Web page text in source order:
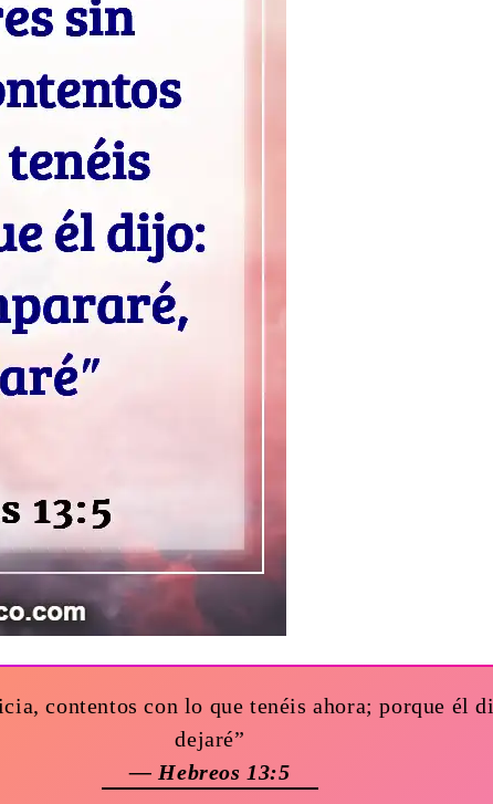
contentos con lo que tenéis ahora; porque él
dejaré”
— Hebreos 13:5